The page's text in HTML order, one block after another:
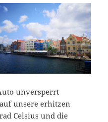
unversperrt
unsere erhitzen
Celsius und die